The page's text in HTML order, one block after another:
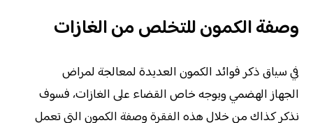
وصفة الكمون للتخلص من الغازات
في سياق ذكر فوائد الكمون العديدة لمعالجة لمراض
الجهاز الهضمي وبوجه خاص القضاء على الغازات، فسوف
نذكر كذاك من خلال هذه الفقرة وصفة الكمون التي تعمل